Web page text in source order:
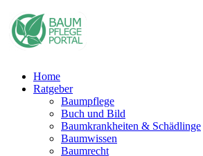
Home
Ratgeber
Baumpflege
Buch und Bild
Baumkrankheiten & Schädlinge
Baumwissen
Baumrecht